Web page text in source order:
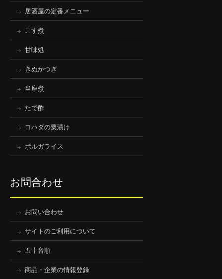
居酒屋の定番メニュー
こす煮
甘味処
きぬかつぎ
当座煮
たで酢
コハダの粟漬け
ボルガライス
お問合わせ
お問い合わせ
サイトのご利用について
五十音順
商品・企業の情報登録